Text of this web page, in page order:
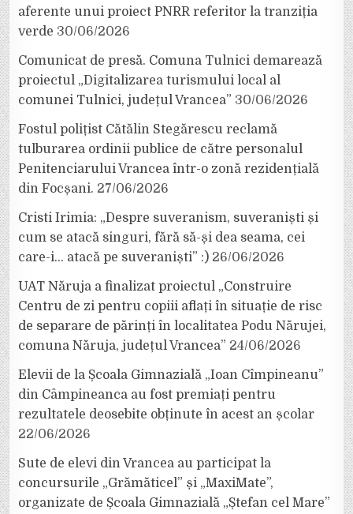
aferente unui proiect PNRR referitor la tranziția
verde 30/06/2026
Comunicat de presă. Comuna Tulnici demarează
proiectul „Digitalizarea turismului local al
comunei Tulnici, județul Vrancea” 30/06/2026
Fostul polițist Cătălin Stegărescu reclamă
tulburarea ordinii publice de către personalul
Penitenciarului Vrancea într-o zonă rezidențială
din Focșani. 27/06/2026
Cristi Irimia: „Despre suveranism, suveraniști și
cum se atacă singuri, fără să-și dea seama, cei
care-i… atacă pe suveraniști” :) 26/06/2026
UAT Năruja a finalizat proiectul „Construire
Centru de zi pentru copiii aflați în situație de risc
de separare de părinți în localitatea Podu Nărujei,
comuna Năruja, județul Vrancea” 24/06/2026
Elevii de la Școala Gimnazială „Ioan Cîmpineanu”
din Câmpineanca au fost premiați pentru
rezultatele deosebite obținute în acest an școlar
22/06/2026
Sute de elevi din Vrancea au participat la
concursurile „Grămăticel” și „MaxiMate”,
organizate de Școala Gimnazială „Ștefan cel Mare”